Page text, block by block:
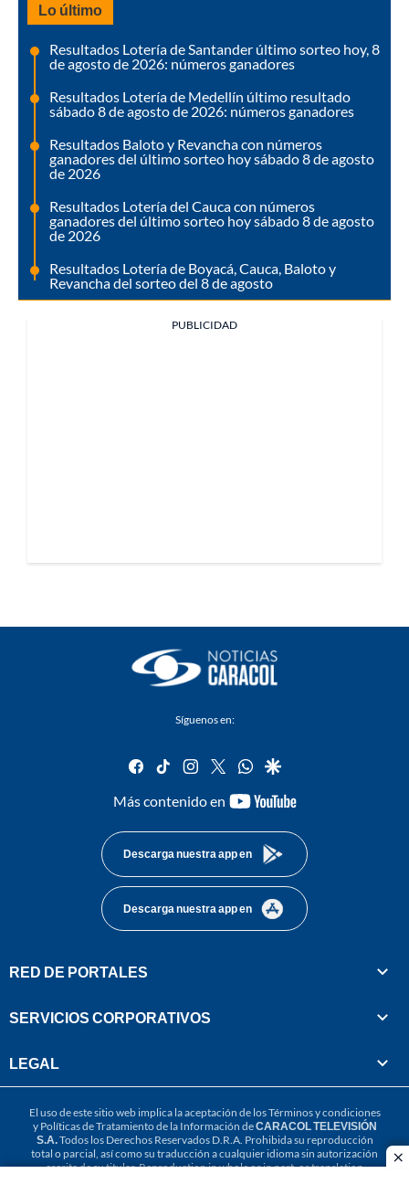
Lo último
Resultados Lotería de Santander último sorteo hoy, 8
de agosto de 2026: números ganadores
Resultados Lotería de Medellín último resultado
sábado 8 de agosto de 2026: números ganadores
Resultados Baloto y Revancha con números
ganadores del último sorteo hoy sábado 8 de agosto
de 2026
Resultados Lotería del Cauca con números
ganadores del último sorteo hoy sábado 8 de agosto
de 2026
Resultados Lotería de Boyacá, Cauca, Baloto y
Revancha del sorteo del 8 de agosto
PUBLICIDAD
Síguenos en:
facebook
tiktok instagram
twitterwhatsapp
google
Más contenido en
youtube-
Descarga nuestra app en
Descarga nuestra app en
RED DE PORTALES
SERVICIOS CORPORATIVOS
LEGAL
El uso de este sitio web implica la aceptación de losTérminos y condiciones
y Políticas de Tratamiento de la Información deCARACOL TELEVISIÓN
S.A.Todos los Derechos Reservados D.R.A. Prohibida su reproducción
total o parcial, así como su traducción a cualquier idioma sin autorización
escrita de su titular. Reproduction in whole or in part, or translation